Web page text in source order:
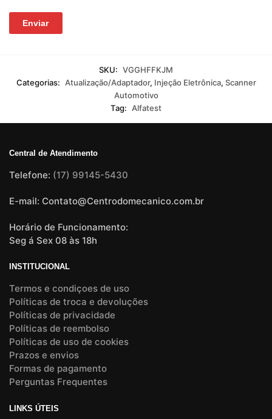
SKU: VGGHFFKJM
Categorias: Atualização/Adaptador, Injeção Eletrônica, Scanner
Automotivo
Tag: Alfatest
Central de Atendimento
Telefone: (17) 99145-5430
E-mail: Contato@Centrodomecanico.com.br
Horário de Funcionamento:
Seg á Sex 08 às 18h
INSTITUCIONAL
Termos e condiçoes de uso
Políticas de troca e devoluções
Políticas de privacidade
Políticas de reembolso
Políticas de uso de cookies
Prazos e envios
Formas de pagamento
Perguntas Frequentes
LINKS ÚTEIS